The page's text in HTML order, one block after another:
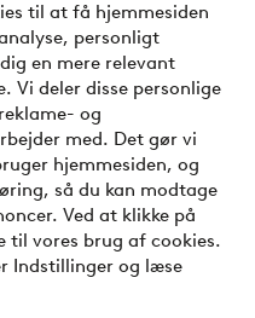
til at få hjemmesiden
personligt
en mere relevant
Vi deler disse personlige
og
med. Det gør vi
hjemmesiden, og
så du kan modtage
Ved at klikke på
til vores brug af cookies.
Indstillinger og læse
nu eller del op
betalingsmuligheder?